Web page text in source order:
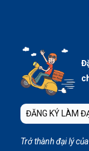
ĐĂNG KÝ LÀM
Trở thành đại lý